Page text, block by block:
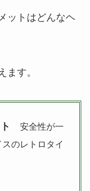
ットはどんなヘ
ます。
安全性が一
のレトロタイ